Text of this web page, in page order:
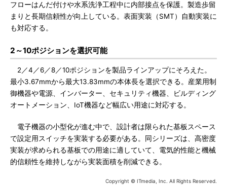
フローはんだ付けや水系洗浄工程中に内部接点を保護。製造歩留
まりと長期信頼性が向上している。表面実装（SMT）自動実装に
も対応する。
2～10ポジションを選択可能
2／4／6／8／10ポジションを製品ラインアップにそろえた。
最小3.67mmから最大13.83mmの本体長を選択できる。産業用制
御機器や電源、インバーター、セキュリティ機器、ビルディング
オートメーション、IoT機器など幅広い用途に対応する。
電子機器の小型化が進む中で、設計者は限られた基板スペース
で設定用スイッチを実装する必要がある。同シリーズは、高密度
実装が求められる基板での用途に適していて、電気的性能と機械
的信頼性を維持しながら実装面積を削減できる。
Copyright © ITmedia, Inc. All Rights Reserved.